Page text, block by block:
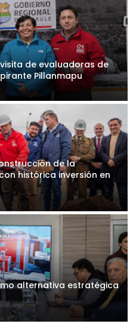
de evaluadoras de
Pillanmapu
de la
histórica inversión en
alternativa estratégica